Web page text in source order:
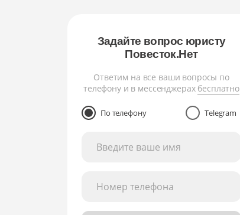
Задайте вопрос юристу
Повесток.Нет
Ответим на все ваши вопросы по
телефону и в мессенджерах бесплатно
По телефону Telegram
Введите ваше имя
Номер телефона